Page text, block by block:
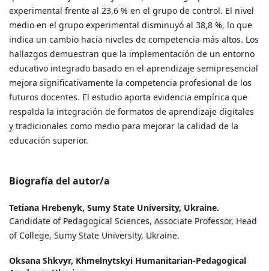
experimental frente al 23,6 % en el grupo de control. El nivel
medio en el grupo experimental disminuyó al 38,8 %, lo que
indica un cambio hacia niveles de competencia más altos. Los
hallazgos demuestran que la implementación de un entorno
educativo integrado basado en el aprendizaje semipresencial
mejora significativamente la competencia profesional de los
futuros docentes. El estudio aporta evidencia empírica que
respalda la integración de formatos de aprendizaje digitales
y tradicionales como medio para mejorar la calidad de la
educación superior.
Biografía del autor/a
Tetiana Hrebenyk, Sumy State University, Ukraine.
Candidate of Pedagogical Sciences, Associate Professor, Head
of College, Sumy State University, Ukraine.
Oksana Shkvyr, Khmelnytskyi Humanitarian-Pedagogical